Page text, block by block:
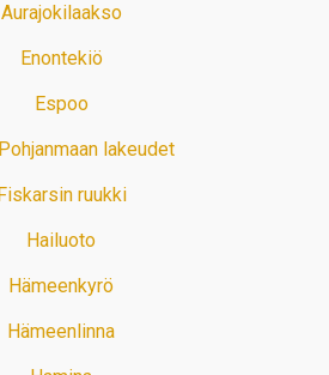
Aurajokilaakso
Enontekiö
Espoo
lakeudet
Fiskarsin ruukki
Hailuoto
Hämeenkyrö
Hämeenlinna